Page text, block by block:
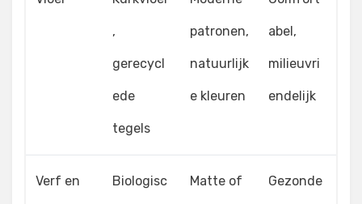
,
gerecycl
ede
tegels
patronen,
natuurlijk
e kleuren
abel,
milieuvri
endelijk
Verf en Biologisc Matte of Gezonde